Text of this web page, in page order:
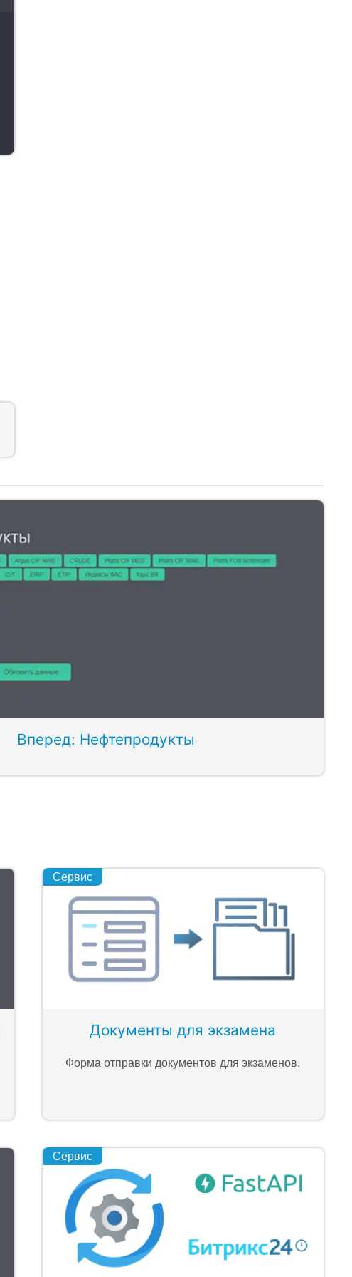
Вперед: Нефтепродукты
Сервис
Документы для экзамена
Форма отправки документов для экзаменов.
Сервис